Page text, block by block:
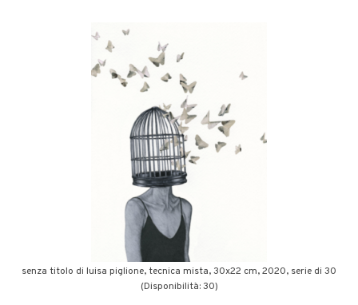
senza titolo di luisa piglione, tecnica mista, 30x22 cm, 2020, serie di 30
(Disponibilità: 30)